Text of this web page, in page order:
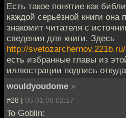
Есть такое понятие как
каждой серьёзной книги она
знакомит читателя с
сведения для книги. Здесь
http://
есть избранные главы из
иллюстрации подпись
wouldyoudome »
#28 | 05.01.08 02:17
To Goblin: